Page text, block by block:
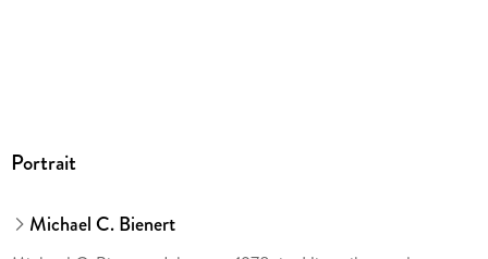
Portrait
Michael C. Bienert